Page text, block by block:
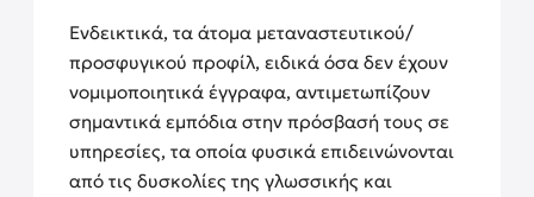
Ενδεικτικά, τα άτομα μεταναστευτικού/
προσφυγικού προφίλ, ειδικά όσα δεν έχουν
νομιμοποιητικά έγγραφα, αντιμετωπίζουν
σημαντικά εμπόδια στην πρόσβασή τους σε
υπηρεσίες, τα οποία φυσικά επιδεινώνονται
από τις δυσκολίες της γλωσσικής και